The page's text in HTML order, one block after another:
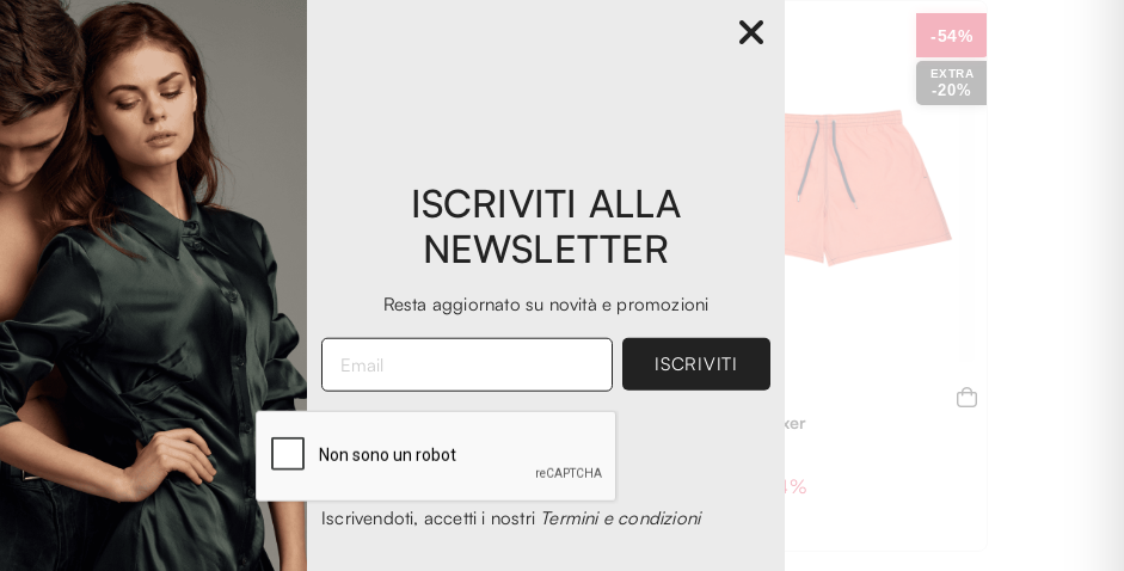
ISCRIVITI ALLA
NEWSLETTER
Resta aggiornato su novità e promozioni
Iscrivendoti, accetti i nostri Termini e condizioni
46
CANALI
Costume Boxer con
Stampa Vele Canali
€ 153,00
€ 341,00 - 56%
BOTTEGA VENETA
€ 231,00
EXTRA
-20%
-54%
MALO
Costume Boxer
- 54%